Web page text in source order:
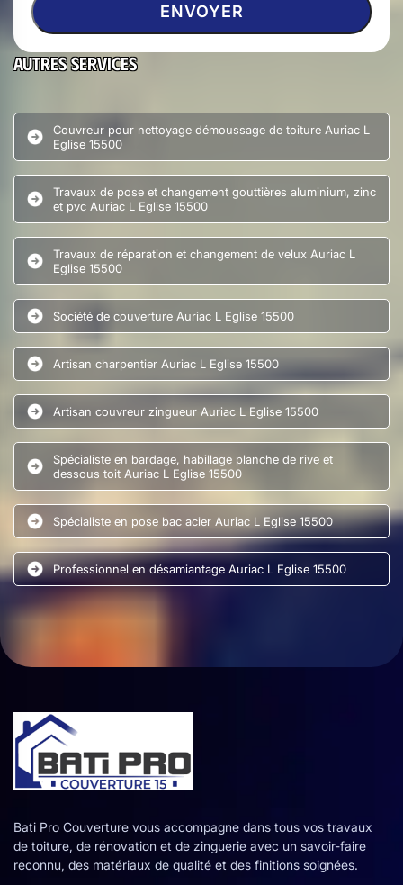
Autres services
Couvreur pour nettoyage démoussage de toiture Auriac L
Eglise 15500
Travaux de pose et changement gouttières aluminium, zinc
et pvc Auriac L Eglise 15500
Travaux de réparation et changement de velux Auriac L
Eglise 15500
Société de couverture Auriac L Eglise 15500
Artisan charpentier Auriac L Eglise 15500
Artisan couvreur zingueur Auriac L Eglise 15500
Spécialiste en bardage, habillage planche de rive et
dessous toit Auriac L Eglise 15500
Spécialiste en pose bac acier Auriac L Eglise 15500
Professionnel en désamiantage Auriac L Eglise 15500
Bati Pro Couverture vous accompagne dans tous vos travaux
de toiture, de rénovation et de zinguerie avec un savoir-faire
reconnu, des matériaux de qualité et des finitions soignées.